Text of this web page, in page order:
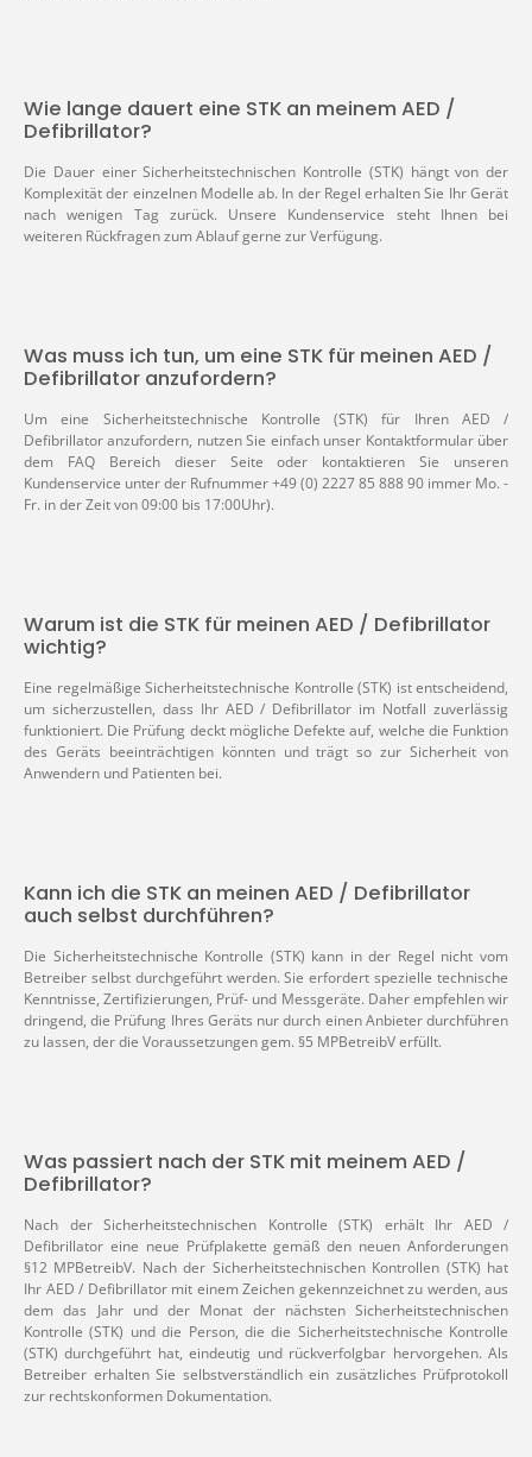
Wie lange dauert eine STK an meinem AED /
Defibrillator?
Die Dauer einer Sicherheitstechnischen Kontrolle (STK) hängt von der
Komplexität der einzelnen Modelle ab. In der Regel erhalten Sie Ihr Gerät
nach wenigen Tag zurück. Unsere Kundenservice steht Ihnen bei
weiteren Rückfragen zum Ablauf gerne zur Verfügung.
Was muss ich tun, um eine STK für meinen AED /
Defibrillator anzufordern?
Um eine Sicherheitstechnische Kontrolle (STK) für Ihren AED /
Defibrillator anzufordern, nutzen Sie einfach unser Kontaktformular über
dem FAQ Bereich dieser Seite oder kontaktieren Sie unseren
Kundenservice unter der Rufnummer +49 (0) 2227 85 888 90 immer Mo. -
Fr. in der Zeit von 09:00 bis 17:00Uhr).
Warum ist die STK für meinen AED / Defibrillator
wichtig?
Eine regelmäßige Sicherheitstechnische Kontrolle (STK) ist entscheidend,
um sicherzustellen, dass Ihr AED / Defibrillator im Notfall zuverlässig
funktioniert. Die Prüfung deckt mögliche Defekte auf, welche die Funktion
des Geräts beeinträchtigen könnten und trägt so zur Sicherheit von
Anwendern und Patienten bei.
Kann ich die STK an meinen AED / Defibrillator
auch selbst durchführen?
Die Sicherheitstechnische Kontrolle (STK) kann in der Regel nicht vom
Betreiber selbst durchgeführt werden. Sie erfordert spezielle technische
Kenntnisse, Zertifizierungen, Prüf- und Messgeräte. Daher empfehlen wir
dringend, die Prüfung Ihres Geräts nur durch einen Anbieter durchführen
zu lassen, der die Voraussetzungen gem. §5 MPBetreibV erfüllt.
Was passiert nach der STK mit meinem AED /
Defibrillator?
Nach der Sicherheitstechnischen Kontrolle (STK) erhält Ihr AED /
Defibrillator eine neue Prüfplakette gemäß den neuen Anforderungen
§12 MPBetreibV. Nach der Sicherheitstechnischen Kontrollen (STK) hat
Ihr AED / Defibrillator mit einem Zeichen gekennzeichnet zu werden, aus
dem das Jahr und der Monat der nächsten Sicherheitstechnischen
Kontrolle (STK) und die Person, die die Sicherheitstechnische Kontrolle
(STK) durchgeführt hat, eindeutig und rückverfolgbar hervorgehen. Als
Betreiber erhalten Sie selbstverständlich ein zusätzliches Prüfprotokoll
zur rechtskonformen Dokumentation.